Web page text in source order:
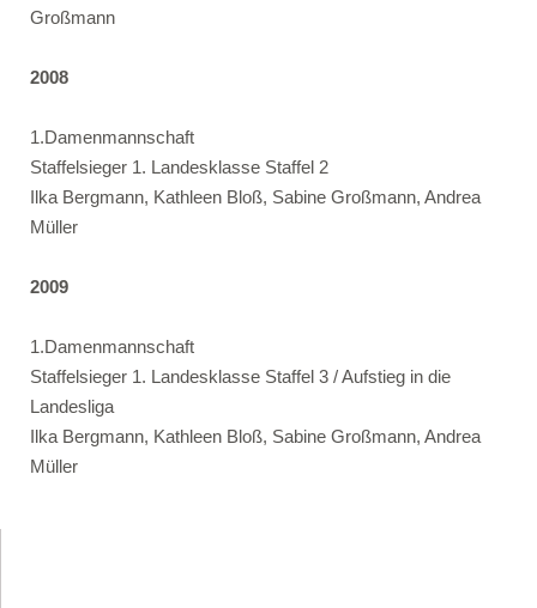
Großmann
2008
1.Damenmannschaft
Staffelsieger 1. Landesklasse Staffel 2
Ilka Bergmann, Kathleen Bloß, Sabine Großmann, Andrea
Müller
2009
1.Damenmannschaft
Staffelsieger 1. Landesklasse Staffel 3 / Aufstieg in die
Landesliga
Ilka Bergmann, Kathleen Bloß, Sabine Großmann, Andrea
Müller